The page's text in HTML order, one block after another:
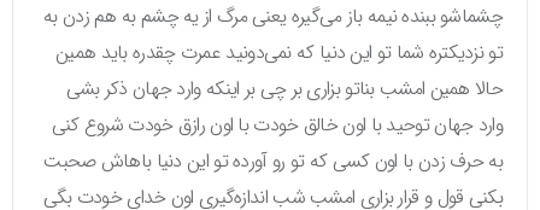
چشماشو ببنده نیمه باز می‌گیره یعنی مرگ از یه چشم به هم زدن به
تو نزدیکتره شما تو این دنیا که نمی‌دونید عمرت چقدره باید همین
حالا همین امشب بناتو بزاری بر چی بر اینکه وارد جهان ذکر بشی
وارد جهان توحید با اون خالق خودت با اون رازق خودت شروع کنی
به حرف زدن با اون کسی که تو رو آورده تو این دنیا باهاش صحبت
بکنی قول و قرار بزاری امشب شب اندازه‌گیری اون خدای خودت بگی